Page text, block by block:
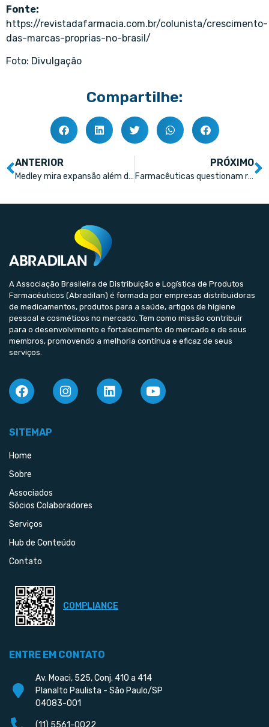
Fonte:
https://revistadafarmacia.com.br/colunista/crescimento-
das-marcas-proprias-no-brasil/
Foto: Divulgação
Compartilhe:
ANTERIOR
Medley mira expansão além dos genéricos
PRÓXIMO
Farmacêuticas questionam regulamentação sobre tirzepatida manipulada
A Associação Brasileira de Distribuição e Logística de Produtos
Farmacêuticos (Abradilan) é formada por empresas distribuidoras
de medicamentos, produtos para a saúde, artigos de higiene
pessoal e cosméticos no mercado. Tem como missão contribuir
para o desenvolvimento e fortalecimento do mercado e de seus
membros, promovendo a melhoria contínua e eficaz de seus
serviços.
SITEMAP
Home
Sobre
Associados
Sócios Colaboradores
Serviços
Hub de Conteúdo
Contato
COMPLIANCE
ENTRE EM CONTATO
Av. Moaci, 525, Conj. 410 a 414
Planalto Paulista - São Paulo/SP
04083-001
(11) 5561-0022